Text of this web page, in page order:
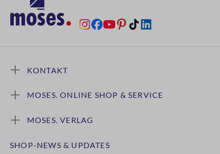
KONTAKT
MOSES. ONLINE SHOP & SERVICE
MOSES. VERLAG
SHOP-NEWS & UPDATES